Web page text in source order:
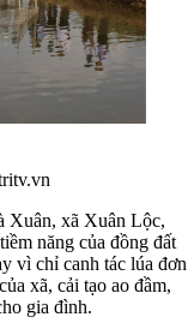
Xuân, xã Xuân Lộc,
năng của đồng đất
vì chỉ canh tác lúa đơn
xã, cải tạo ao đầm,
gia đình.